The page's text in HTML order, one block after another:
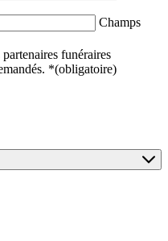
Champs
funéraires
*(obligatoire)